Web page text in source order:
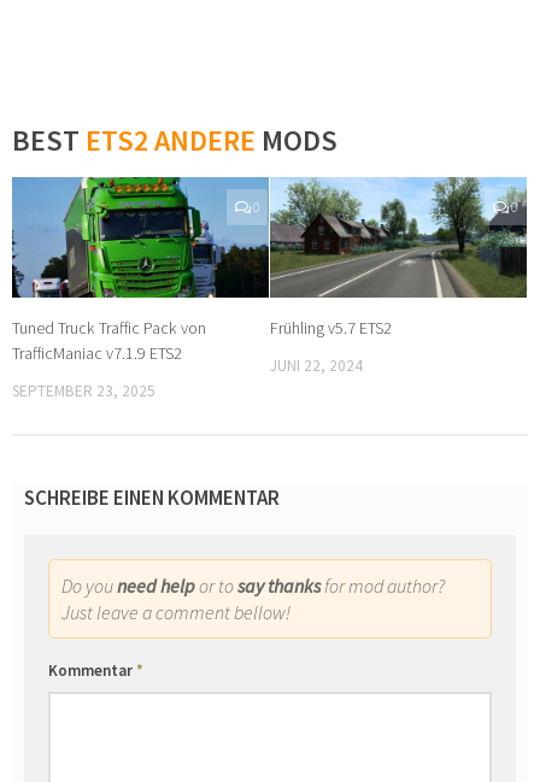
BEST ETS2 ANDERE MODS
0
Tuned Truck Traffic Pack von
TrafficManiac v7.1.9 ETS2
SEPTEMBER 23, 2025
0
Frühling v5.7 ETS2
JUNI 22, 2024
SCHREIBE EINEN KOMMENTAR
Do youneed helpor tosay thanksfor mod author?
Just leave a comment bellow!
Kommentar*